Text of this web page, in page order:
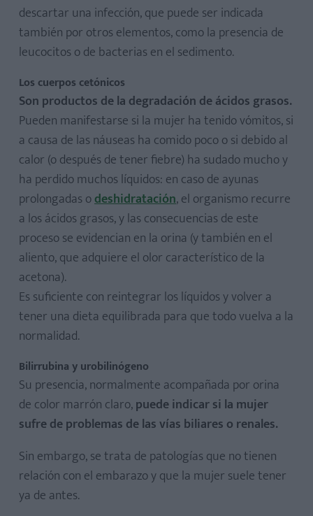
descartar una infección, que puede ser indicada
también por otros elementos, como la presencia de
leucocitos o de bacterias en el sedimento.
Los cuerpos cetónicos
Son productos de la degradación de ácidos grasos.
Pueden manifestarse si la mujer ha tenido vómitos, si
a causa de las náuseas ha comido poco o si debido al
calor (o después de tener fiebre) ha sudado mucho y
ha perdido muchos líquidos: en caso de ayunas
prolongadas odeshidratación, el organismo recurre
a los ácidos grasos, y las consecuencias de este
proceso se evidencian en la orina (y también en el
aliento, que adquiere el olor característico de la
acetona).
Es suficiente con reintegrar los líquidos y volver a
tener una dieta equilibrada para que todo vuelva a la
normalidad.
Bilirrubina y urobilinógeno
Su presencia, normalmente acompañada por orina
de color marrón claro,puede indicar si la mujer
sufre de problemas de las vías biliares o renales.
Sin embargo, se trata de patologías que no tienen
relación con el embarazo y que la mujer suele tener
ya de antes.